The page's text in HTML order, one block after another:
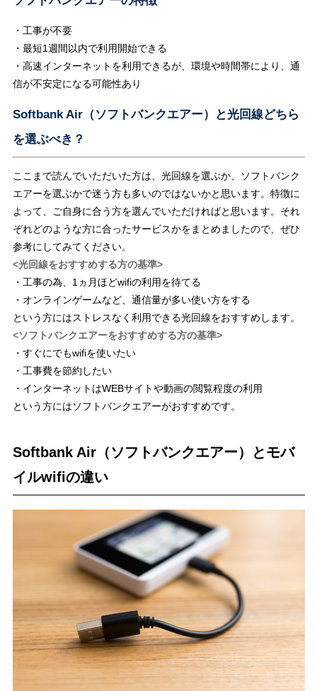
・工事が不要
・最短1週間以内で利用開始できる
・高速インターネットを利用できるが、環境や時間帯により、通
信が不安定になる可能性あり
Softbank Air（ソフトバンクエアー）と光回線どちら
を選ぶべき？
ここまで読んでいただいた方は、光回線を選ぶか、ソフトバンク
エアーを選ぶかで迷う方も多いのではないかと思います。特徴に
よって、ご自身に合う方を選んでいただければと思います。それ
ぞれどのような方に合ったサービスかをまとめましたので、ぜひ
参考にしてみてください。
<光回線をおすすめする方の基準>
・工事の為、1ヵ月ほどwifiの利用を待てる
・オンラインゲームなど、通信量が多い使い方をする
という方にはストレスなく利用できる光回線をおすすめします。
<ソフトバンクエアーをおすすめする方の基準>
・すぐにでもwifiを使いたい
・工事費を節約したい
・インターネットはWEBサイトや動画の閲覧程度の利用
という方にはソフトバンクエアーがおすすめです。
Softbank Air（ソフトバンクエアー）とモバ
イルwifiの違い